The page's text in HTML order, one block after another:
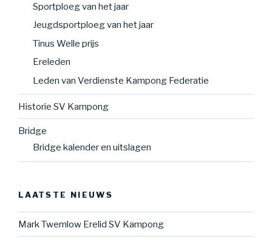
Sportploeg van het jaar
Jeugdsportploeg van het jaar
Tinus Welle prijs
Ereleden
Leden van Verdienste Kampong Federatie
Historie SV Kampong
Bridge
Bridge kalender en uitslagen
LAATSTE NIEUWS
Mark Twemlow Erelid SV Kampong